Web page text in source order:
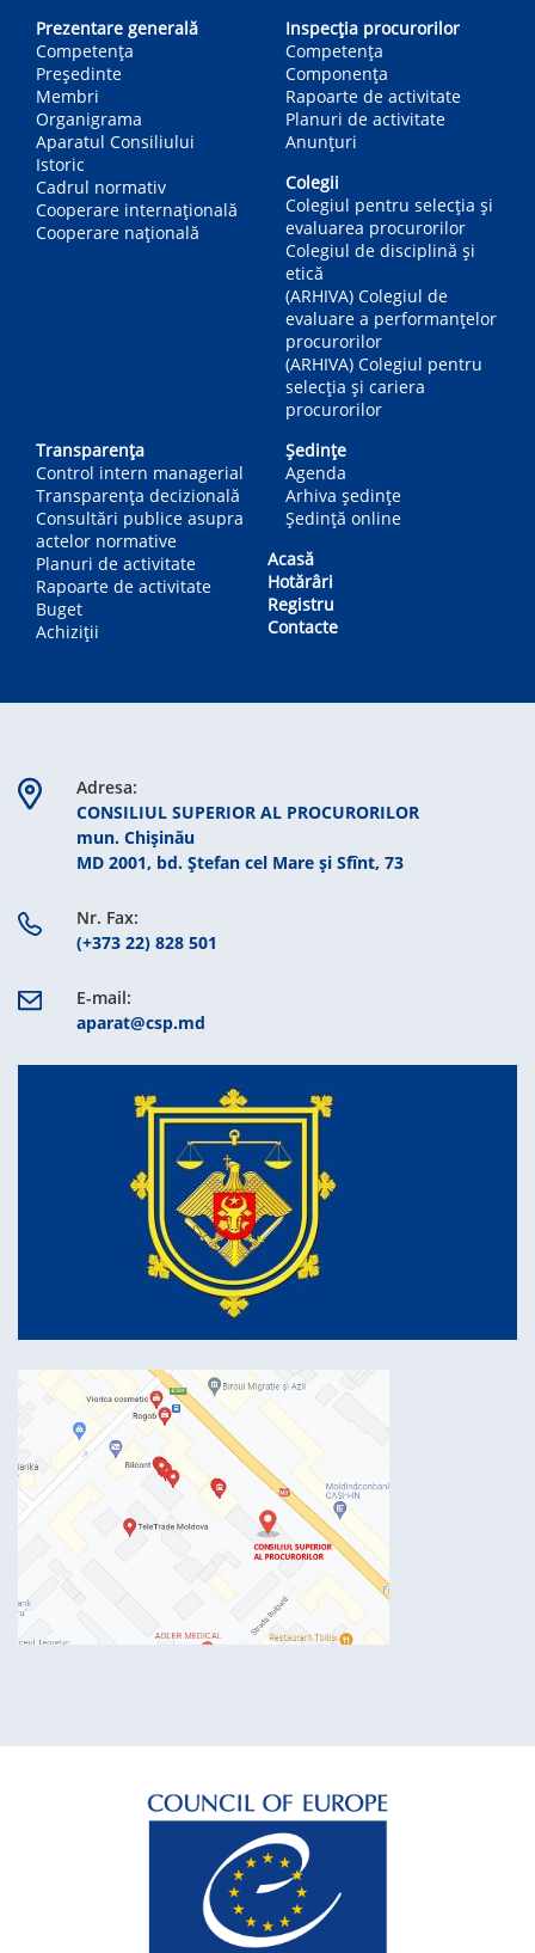
navigation
Prezentare generală
Competența
Președinte
Membri
Organigrama
Aparatul Consiliului
Istoric
Cadrul normativ
Cooperare internațională
Cooperare națională
Inspecția procurorilor
Competenţa
Componența
Rapoarte de activitate
Planuri de activitate
Anunțuri
Colegii
Colegiul pentru selecția și
evaluarea procurorilor
Colegiul de disciplină și
etică
(ARHIVA) Colegiul de
evaluare a performanțelor
procurorilor
(ARHIVA) Colegiul pentru
selecția și cariera
procurorilor
Transparența
Control intern managerial
Transparența decizională
Consultări publice asupra
actelor normative
Planuri de activitate
Rapoarte de activitate
Buget
Achiziții
Ședințe
Agenda
Arhiva ședințe
Ședință online
Acasă
Hotărâri
Registru
Contacte
Adresa:
CONSILIUL SUPERIOR AL PROCURORILOR
mun. Chişinău
MD 2001, bd. Ștefan cel Mare şi Sfînt, 73
Nr. Fax:
(+373 22) 828 501
E-mail:
aparat@csp.md